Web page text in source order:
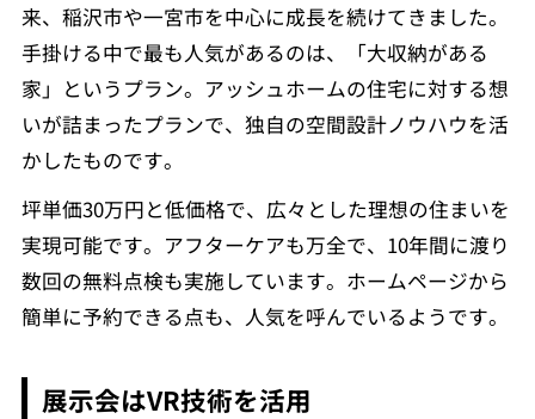
来、稲沢市や一宮市を中心に成長を続けてきました。
手掛ける中で最も人気があるのは、「大収納がある
家」というプラン。アッシュホームの住宅に対する想
いが詰まったプランで、独自の空間設計ノウハウを活
かしたものです。
坪単価30万円と低価格で、広々とした理想の住まいを
実現可能です。アフターケアも万全で、10年間に渡り
数回の無料点検も実施しています。ホームページから
簡単に予約できる点も、人気を呼んでいるようです。
展示会はVR技術を活用